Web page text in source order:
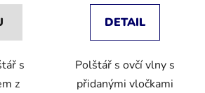
s
z
DETAIL
Polštář s ovčí vlny s
přidanými vločkami